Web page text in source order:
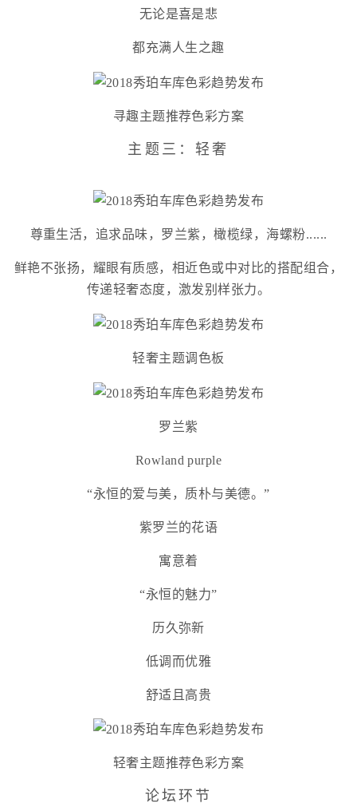
无论是喜是悲
都充满人生之趣
寻趣主题推荐色彩方案
主题三：轻奢
尊重生活，追求品味，罗兰紫，橄榄绿，海螺粉......
鲜艳不张扬，耀眼有质感，相近色或中对比的搭配组合，
传递轻奢态度，激发别样张力。
轻奢主题调色板
罗兰紫
Rowland purple
“永恒的爱与美，质朴与美德。”
紫罗兰的花语
寓意着
“永恒的魅力”
历久弥新
低调而优雅
舒适且高贵
轻奢主题推荐色彩方案
论坛环节